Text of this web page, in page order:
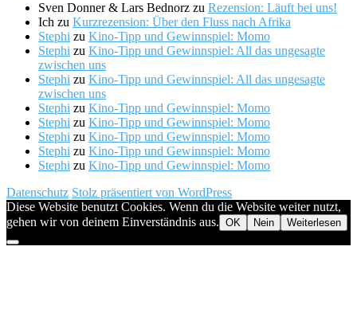
Sven Donner & Lars Bednorz zu Rezension: Läuft bei uns!
Ich zu Kurzrezension: Über den Fluss nach Afrika
Stephi zu Kino-Tipp und Gewinnspiel: Momo
Stephi zu Kino-Tipp und Gewinnspiel: All das ungesagte
zwischen uns
Stephi zu Kino-Tipp und Gewinnspiel: All das ungesagte
zwischen uns
Stephi zu Kino-Tipp und Gewinnspiel: Momo
Stephi zu Kino-Tipp und Gewinnspiel: Momo
Stephi zu Kino-Tipp und Gewinnspiel: Momo
Stephi zu Kino-Tipp und Gewinnspiel: Momo
Stephi zu Kino-Tipp und Gewinnspiel: Momo
Datenschutz Stolz präsentiert von WordPress
Diese Website benutzt Cookies. Wenn du die Website weiter nutzt,
gehen wir von deinem Einverständnis aus. OK Nein Weiterlesen